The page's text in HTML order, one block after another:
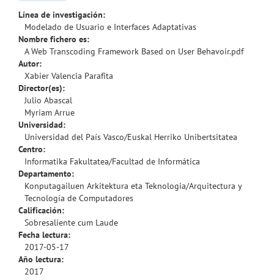
Línea de investigación:
Modelado de Usuario e Interfaces Adaptativas
Nombre fichero es:
A Web Transcoding Framework Based on User Behavoir.pdf
Autor:
Xabier Valencia Parafita
Director(es):
Julio Abascal
Myriam Arrue
Universidad:
Universidad del País Vasco/Euskal Herriko Unibertsitatea
Centro:
Informatika Fakultatea/Facultad de Informática
Departamento:
Konputagailuen Arkitektura eta Teknologia/Arquitectura y
Tecnología de Computadores
Calificación:
Sobresaliente cum Laude
Fecha lectura:
2017-05-17
Año lectura:
2017